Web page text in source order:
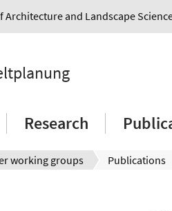
Architecture and Landscape
Research
working groups Publications